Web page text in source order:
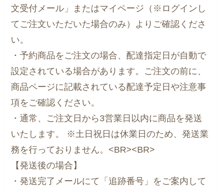
文受付メール」またはマイページ（※ログインし
てご注文いただいた場合のみ）よりご確認くださ
い。
・予約商品をご注文の場合、配達指定日が自動で
設定されている場合があります。ご注文の前に、
商品ページに記載されている配達予定日や注意事
項をご確認ください。
・通常、ご注文日から3営業日以内に商品を発送
いたします。 ※土日祝日は休業日のため、発送業
務を行っておりません。<BR><BR>
【発送後の場合】
・発送完了メールにて「追跡番号」をご案内して